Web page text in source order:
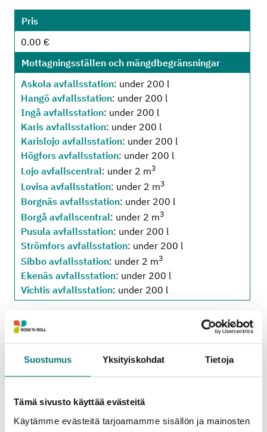
Suostumus Yksityiskohdat Tietoja
Tämä sivusto käyttää evästeitä
Käytämme evästeitä tarjoamamme sisällön ja mainosten
Pris
0.00 €
Mottagningsställen och mängdbegränsningar
Askola avfallsstation: under 200 l
Hangö avfallsstation: under 200 l
Ingå avfallsstation: under 200 l
Karis avfallsstation: under 200 l
Karislojo avfallsstation: under 200 l
Högfors avfallsstation: under 200 l
Lojo avfallscentral: under 2 m3
Lovisa avfallsstation: under 2 m3
Borgnäs avfallsstation: under 200 l
Borgå avfallscentral: under 2 m3
Pusula avfallsstation: under 200 l
Strömfors avfallsstation: under 200 l
Sibbo avfallsstation: under 2 m3
Ekenäs avfallsstation: under 200 l
Vichtis avfallsstation: under 200 l
hushållsom förs till avfallsstationen. (Moms
25,5 %.)
Information om stora laster från hushåll samt
små och stora laster från företag hittas på